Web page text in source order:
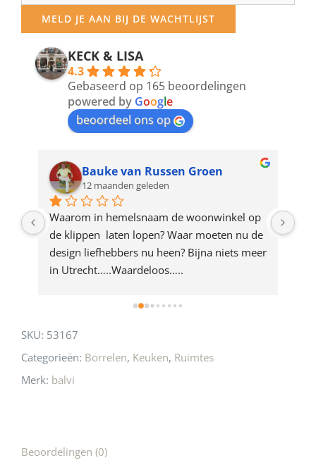
your
email
address
product
MELD JE AAN BIJ DE WACHTLIJST
KECK & LISA
4.3
Gebaseerd op 165 beoordelingen
powered by Google
beoordeel ons op
Bauke van Russen Groen
12 maanden geleden
Waarom in hemelsnaam de woonwinkel op
de klippen  laten lopen? Waar moeten nu de
design liefhebbers nu heen? Bijna niets meer
in Utrecht…..Waardeloos…..
SKU: 53167
Categorieën: Borrelen, Keuken, Ruimtes
Merk: balvi
Beoordelingen (0)